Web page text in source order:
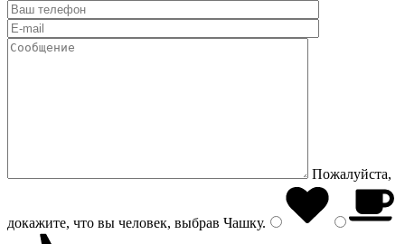
Пожалуйста,
докажите, что вы человек, выбрав Чашку.